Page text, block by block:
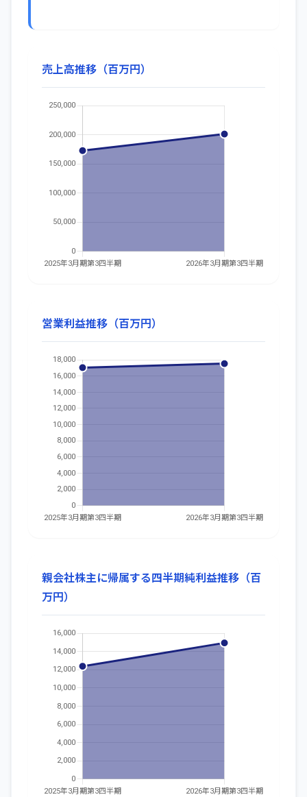
売上高推移（百万円）
営業利益推移（百万円）
親会社株主に帰属する四半期純利益推移（百
万円）